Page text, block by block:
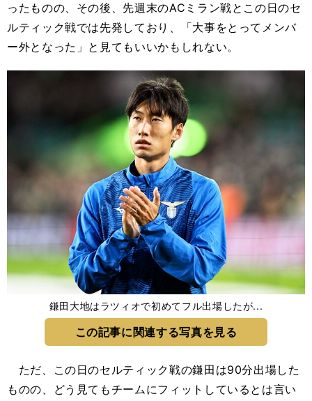
ったものの、その後、先週末のACミラン戦とこの日のセ
ルティック戦では先発しており、「大事をとってメンバ
ー外となった」と見てもいいかもしれない。
鎌田大地はラツィオで初めてフル出場したが...
この記事に関連する写真を見る
ただ、この日のセルティック戦の鎌田は90分出場した
ものの、どう見てもチームにフィットしているとは言い